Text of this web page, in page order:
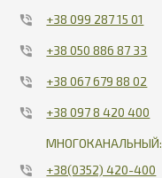
+38 099 287 15 01
+38 050 886 87 33
+38 067 679 88 02
+38 097 8 420 400
МНОГОКАНАЛЬНЫЙ:
+38(0352) 420-400